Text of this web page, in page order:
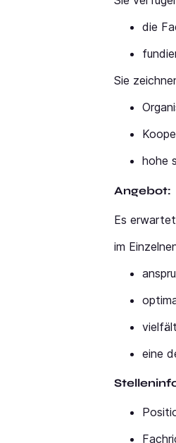
die
Sie
hohe
Angebot:
Es
im
eine